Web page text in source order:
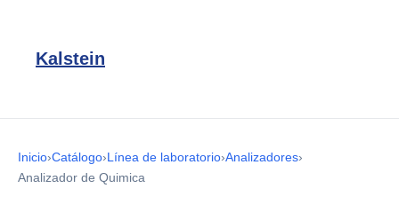
Kalstein
Inicio›Catálogo›Línea de laboratorio›Analizadores›
Analizador de Quimica